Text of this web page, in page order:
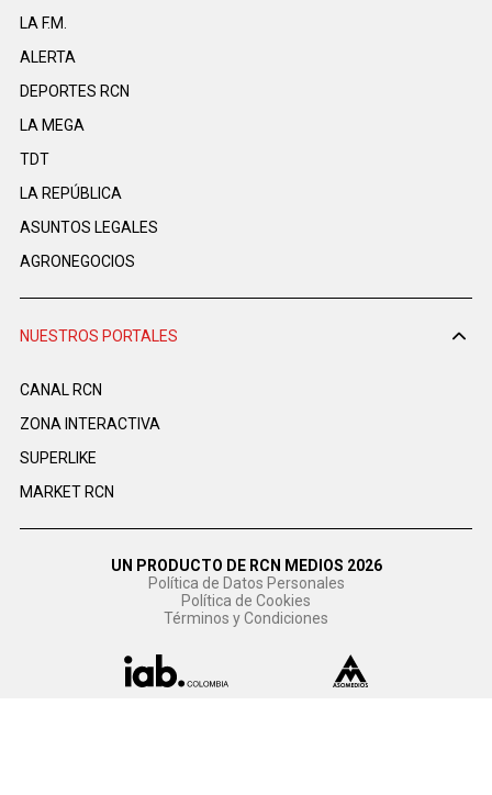
LA F.M.
ALERTA
DEPORTES RCN
LA MEGA
TDT
LA REPÚBLICA
ASUNTOS LEGALES
AGRONEGOCIOS
NUESTROS PORTALES
CANAL RCN
ZONA INTERACTIVA
SUPERLIKE
MARKET RCN
UN PRODUCTO DE RCN MEDIOS 2026
Política de Datos Personales
Política de Cookies
Términos y Condiciones